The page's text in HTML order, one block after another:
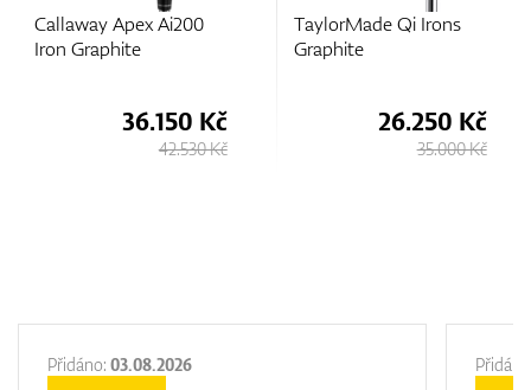
Doplňky
Dárkové poukazy
Callaway Apex Ai200
Iron Graphite
36.150 Kč
42.530 Kč
TaylorMade Qi Irons
Graphite
26.250 Kč
35.000 Kč
Přidáno: 03.08.2026